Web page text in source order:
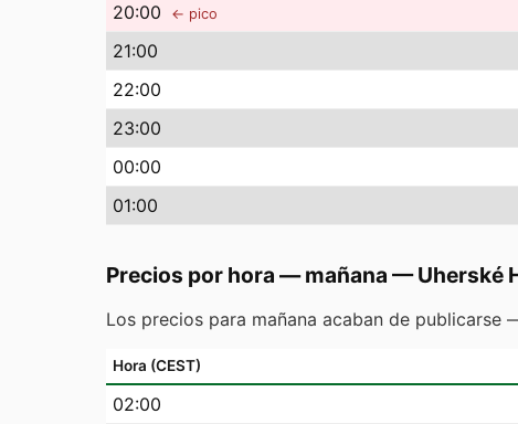
20:00 ← pico
21:00
22:00
23:00
00:00
01:00
Precios por hora — mañana —Uherské
Los precios para mañana acaban de publicarse
Hora (CEST)
02:00